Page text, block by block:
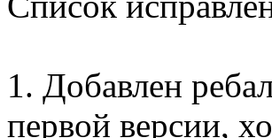
1. Добавлен
первой версии,